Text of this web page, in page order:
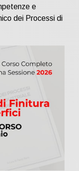
e
dei Processi di